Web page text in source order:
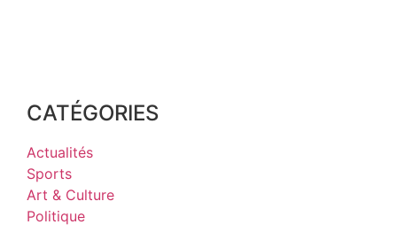
CATÉGORIES
Actualités
Sports
Art & Culture
Politique